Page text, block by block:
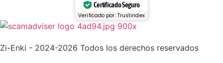
Certificado Seguro
Verificado por: Trustindex
Zi-Enki - 2024-2026 Todos los derechos reservados